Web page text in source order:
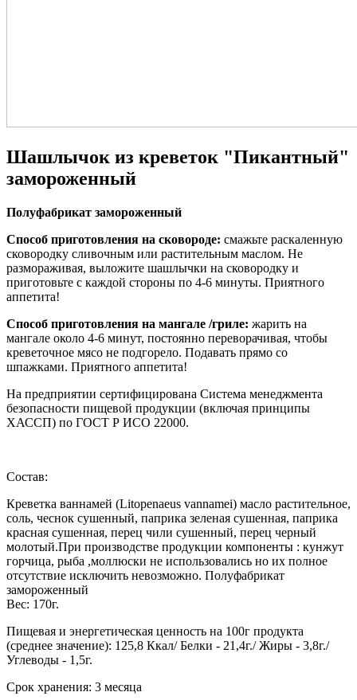
Шашлычок из креветок "Пикантный"
замороженный
Полуфабрикат замороженный
Способ приготовления на сковороде: смажьте раскаленную
сковородку сливочным или растительным маслом. Не
размораживая, выложите шашлычки на сковородку и
приготовьте с каждой стороны по 4-6 минуты. Приятного
аппетита!
Способ приготовления на мангале /гриле: жарить на
мангале около 4-6 минут, постоянно переворачивая, чтобы
креветочное мясо не подгорело. Подавать прямо со
шпажками. Приятного аппетита!
На предприятии сертифицирована Система менеджмента
безопасности пищевой продукции (включая принципы
ХАССП) по ГОСТ Р ИСО 22000.
Состав:
Креветка ваннамей (Litopenaeus vannamei) масло растительное,
соль, чеснок сушенный, паприка зеленая сушенная, паприка
красная сушенная, перец чили сушенный, перец черный
молотый.При производстве продукции компоненты : кунжут
горчица, рыба ,моллюски не использовались но их полное
отсутствие исключить невозможно. Полуфабрикат
замороженный
Вес: 170г.
Пищевая и энергетическая ценность на 100г продукта
(среднее значение): 125,8 Ккал/ Белки - 21,4г./ Жиры - 3,8г./
Углеводы - 1,5г.
Срок хранения: 3 месяца